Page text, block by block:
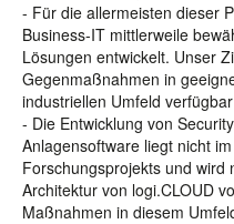
- Für die allermeisten dieser
Business-IT mittlerweile
Lösungen entwickelt. Unser
Gegenmaßnahmen in
industriellen Umfeld
- Die Entwicklung von
Anlagensoftware liegt nicht
Forschungsprojekts und wird
Architektur von logi.CLOUD
Maßnahmen in diesem